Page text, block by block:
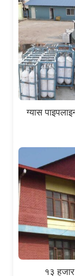
ग्यास
१३